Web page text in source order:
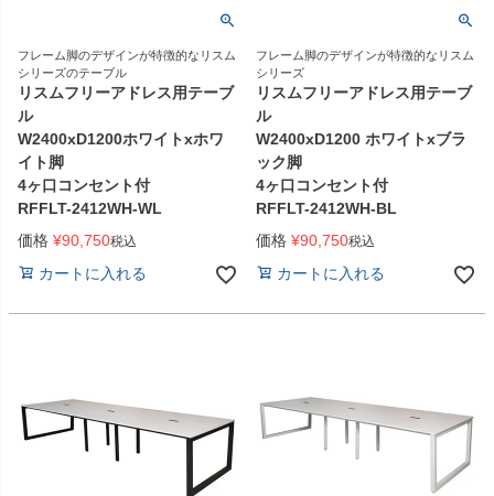
フレーム脚のデザインが特徴的なリスム
シリーズのテーブル
リスムフリーアドレス用テーブ
ル
W2400xD1200ホワイトxホワ
イト脚
4ヶ口コンセント付
RFFLT-2412WH-WL
価格 ¥90,750税込
カートに入れる
フレーム脚のデザインが特徴的なリスム
シリーズ
リスムフリーアドレス用テーブ
ル
W2400xD1200 ホワイトxブラ
ック脚
4ヶ口コンセント付
RFFLT-2412WH-BL
価格 ¥90,750税込
カートに入れる